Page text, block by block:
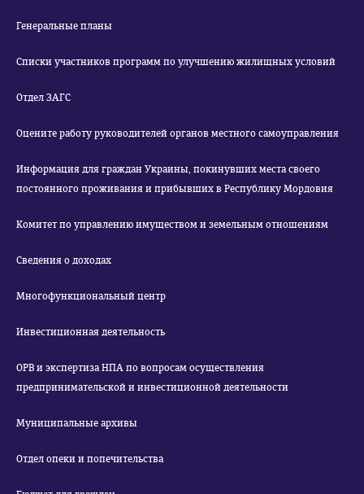
Генеральные планы
Списки участников программ по улучшению жилищных условий
Отдел ЗАГС
Оцените работу руководителей органов местного самоуправления
Информация для граждан Украины, покинувших места своего
постоянного проживания и прибывших в Республику Мордовия
Комитет по управлению имуществом и земельным отношениям
Сведения о доходах
Многофункциональный центр
Инвестиционная деятельность
ОРВ и экспертиза НПА по вопросам осуществления
предпринимательской и инвестиционной деятельности
Муниципальные архивы
Отдел опеки и попечительства